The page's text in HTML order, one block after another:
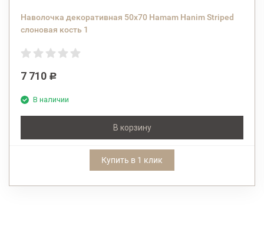
Наволочка декоративная 50x70 Hamam Hanim Striped
слоновая кость 1
7 710 Р
В наличии
В корзину
Купить в 1 клик